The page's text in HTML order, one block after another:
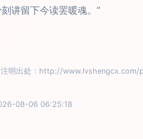
讲留下今读罢暖魂。”
注明出处：http://www.lvshengcx.com/
08-06 06:25:18